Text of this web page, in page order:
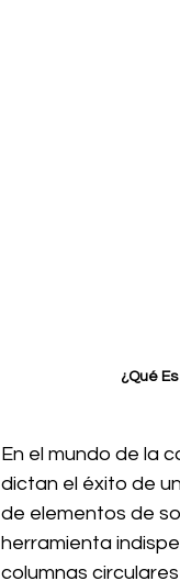
¿Qué
En el mundo de la
dictan el éxito de
de elementos de
herramienta
columnas